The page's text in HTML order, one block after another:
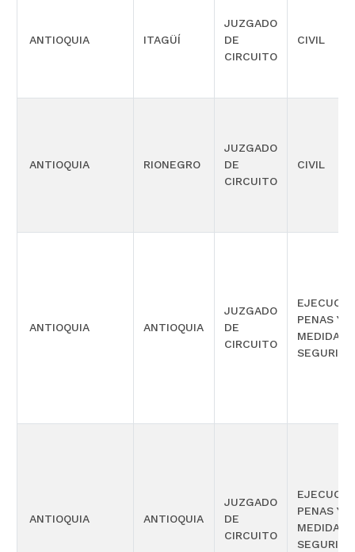
ANTIOQUIA ITAGÜÍ
JUZGADO
DE
CIRCUITO
CIVIL
ANTIOQUIA RIONEGRO
JUZGADO
DE
CIRCUITO
CIVIL
ANTIOQUIA ANTIOQUIA
JUZGADO
DE
CIRCUITO
PENAS Y
MEDIDAS
ANTIOQUIA ANTIOQUIA
JUZGADO
DE
CIRCUITO
PENAS Y
MEDIDAS